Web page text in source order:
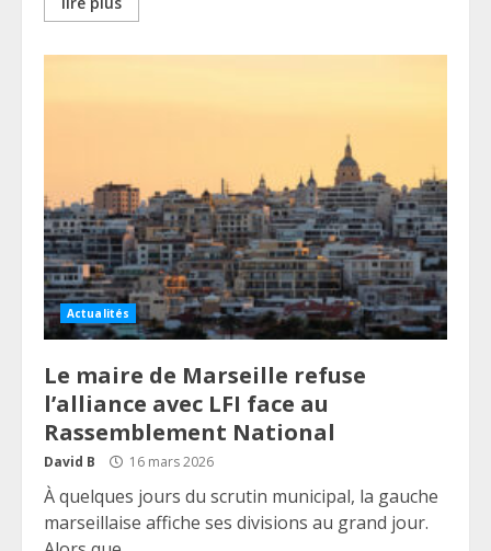
Actualités
Le maire de Marseille refuse
l’alliance avec LFI face au
Rassemblement National
David B 16 mars 2026
À quelques jours du scrutin municipal, la gauche
marseillaise affiche ses divisions au grand jour.